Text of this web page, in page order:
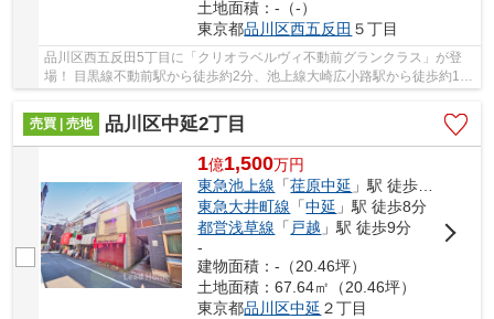
土地面積：-（-）
東京都品川区西五反田 ５丁目
品川区西五反田5丁目に「クリオラベルヴィ不動前グランクラス」が登
場！ 目黒線不動前駅から徒歩約2分、池上線大崎広小路駅から徒歩約11
売買 | 売地
品川区中延2丁目
1億1,500万円
東急池上線 「荏原中延 」駅 徒歩2分
東急大井町線 「中延 」駅 徒歩8分
都営浅草線 「 戸越 」駅 徒歩9分
-
建物面積：-（20.46坪）
土地面積：67.64㎡（20.46坪）
東京都品川区中延 ２丁目